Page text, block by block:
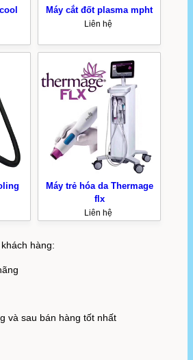
Máy cắt đốt plasma mpht
Liên hệ
Máy trẻ hóa da Thermage
flx
Liên hệ
hàng:
và sau bán hàng tốt nhất